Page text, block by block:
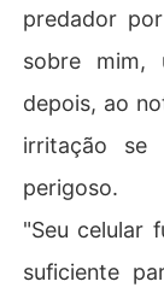
predador
sobre mim,
depois, ao
irritação se
perigoso.
"Seu celular
suficiente